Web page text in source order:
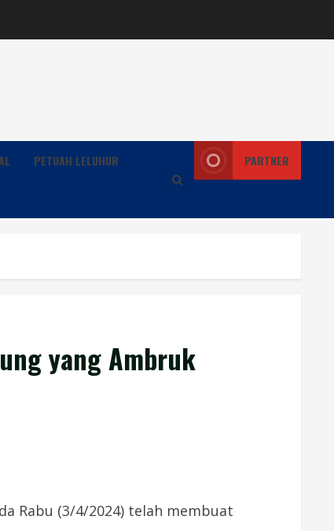
PETUAH LELUHUR PARTNER
yang Ambruk
Rabu (3/4/2024) telah membuat